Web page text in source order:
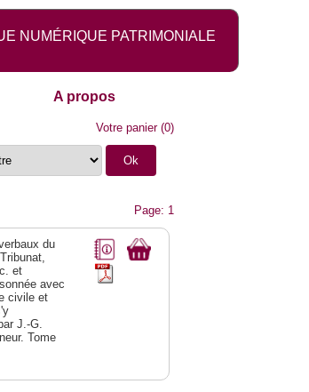
NUMÉRIQUE PATRIMONIALE
A propos
Votre panier(0)
Page: 1
du
et
avec
civile et
J.-G.
Tome